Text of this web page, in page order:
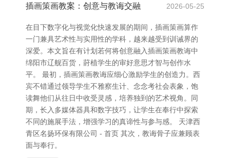
插画策画教案：创意与教诲交融 2026-05-25
在目下数字化与视觉化快速发展的期间，插画策画算作
一门兼具艺术性与实用性的学科，越来越受到训诫界的
深爱。本文旨在有计划若何将创意融入插画策画教诲中
绵阳市辽舰百货，莳植学生的审好意思才智与创作水
平。 最初，插画策画教诲应细心激励学生的创造力。西
宾不错通过领导学生不雅察生计、念念考社会表象，饱
读舞他们从往日中收受灵感，培养独到的艺术视角。同
期，长入多媒体器具和数字技巧，让学生在奉行中探索
不同的施展手法，增强学习的真谛性与参与感。 天津西
青区名扬环保有限公司 - 首页 其次，教诲骨子应兼顾表
面与奉行。